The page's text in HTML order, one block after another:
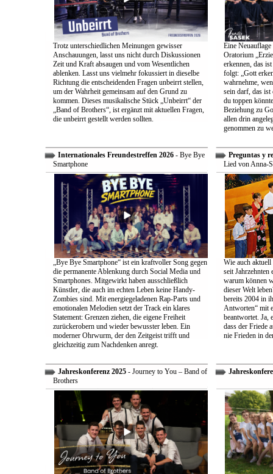
Trotz unterschiedlichen Meinungen gewisser
Anschauungen, lasst uns nicht durch Diskussionen
Zeit und Kraft absaugen und vom Wesentlichen
ablenken. Lasst uns vielmehr fokussiert in dieselbe
Richtung die entscheidenden Fragen unbeirrt stellen,
um der Wahrheit gemeinsam auf den Grund zu
kommen. Dieses musikalische Stück „Unbeirrt“ der
„Band of Brothers“, ist ergänzt mit aktuellen Fragen,
die unbeirrt gestellt werden sollten.
Eine Neuauflage
Oratorium
erkennen, das
folgt: „Gott
wahrnehme,
sein darf, das ist
du toppen
Beziehung zu
allen drin
genommen zu
Internationales Freundestreffen 2026- Bye Bye
Smartphone
„Bye Bye Smartphone“ ist ein kraftvoller Song gegen
die permanente Ablenkung durch Social Media und
Smartphones. Mitgewirkt haben ausschließlich
Künstler, die auch im echten Leben keine Handy-
Zombies sind. Mit energiegeladenen Rap-Parts und
emotionalen Melodien setzt der Track ein klares
Statement: Grenzen ziehen, die eigene Freiheit
zurückerobern und wieder bewusster leben. Ein
moderner Ohrwurm, der den Zeitgeist trifft und
gleichzeitig zum Nachdenken anregt.
Preguntas y
Lied von Anna-
Wie auch
seit Jahrzehnten
warum können
dieser Welt
bereits 2004 in
Antworten“ mit
beantwortet. Ja,
dass der Friede
nie Frieden in
Jahreskonferenz 2025- Journey to You – Band of
Brothers